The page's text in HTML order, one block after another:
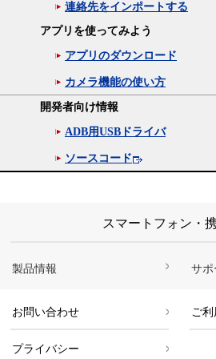
連絡先をインポートする
アプリを使ってみよう
アプリのダウンロード
カメラ機能の使い方
開発者向け情報
ADB用USBドライバ
ソースコード
スマートフォン・
製品情報 サポ
お問い合わせ ご
プライバシー